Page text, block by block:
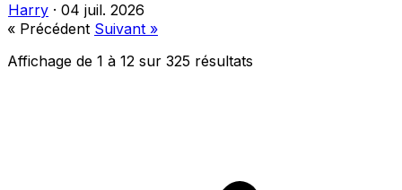
Harry · 04 juil. 2026
« Précédent Suivant »
Affichage de 1 à 12 sur 325 résultats